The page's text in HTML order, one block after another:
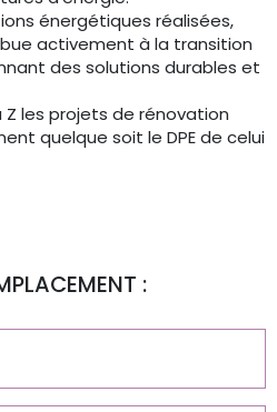
énergétiques réalisées,
activement à la transition
des solutions durables et
les projets de rénovation
quelque soit le DPE de celui
: